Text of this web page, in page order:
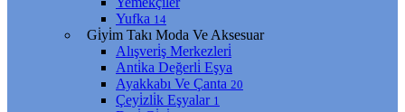
Yufka 14
Gi̇yi̇m Takı Moda Ve Aksesuar
Alışveri̇ş Merkezleri̇
Anti̇ka Değerli̇ Eşya
Ayakkabı Ve Çanta 20
Çeyi̇zli̇k Eşyalar 1